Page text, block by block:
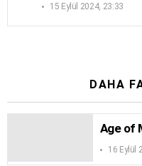
15 Eylül 2024, 23:33
DAHA
Age of
16 Eylül